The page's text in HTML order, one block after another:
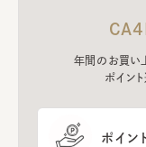
年間のお買い
ポイン
ポイン